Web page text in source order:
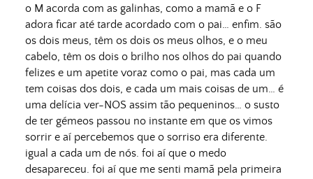
o M acorda com as galinhas, como a mamã e o F
adora ficar até tarde acordado com o pai… enfim. são
os dois meus, têm os dois os meus olhos, e o meu
cabelo, têm os dois o brilho nos olhos do pai quando
felizes e um apetite voraz como o pai, mas cada um
tem coisas dos dois, e cada um mais coisas de um… é
uma delícia ver-NOS assim tão pequeninos… o susto
de ter gémeos passou no instante em que os vimos
sorrir e aí percebemos que o sorriso era diferente.
igual a cada um de nós. foi aí que o medo
desapareceu. foi aí que me senti mamã pela primeira